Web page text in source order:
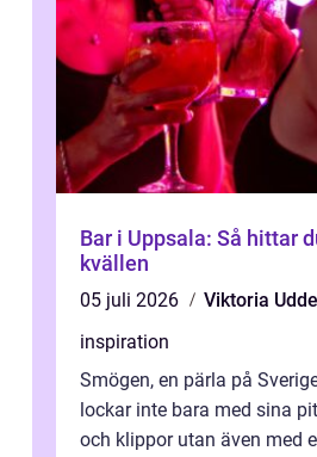
Bar i Uppsala: Så hittar
kvällen
05 juli 2026
Viktoria
inspiration
Smögen, en pärla på
lockar inte bara med sina
och klippor utan även med